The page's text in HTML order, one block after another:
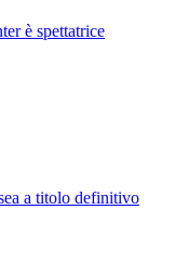
è spettatrice
a titolo definitivo